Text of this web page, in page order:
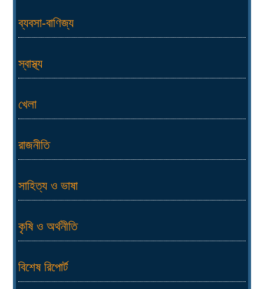
ব্যবসা-বাণিজ্য
স্বাস্থ্য
খেলা
রাজনীতি
সাহিত্য ও ভাষা
কৃষি ও অর্থনীতি
বিশেষ রিপোর্ট